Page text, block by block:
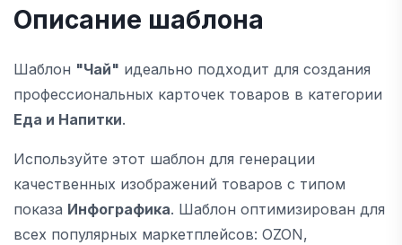
Описание шаблона
Шаблон "Чай" идеально подходит для создания
профессиональных карточек товаров в категории
Еда и Напитки.
Используйте этот шаблон для генерации
качественных изображений товаров с типом
показа Инфографика. Шаблон оптимизирован для
всех популярных маркетплейсов: OZON,